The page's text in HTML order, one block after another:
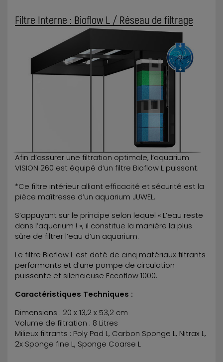
Filtre Interne : Bioflow L / Réseau de filtrage
Afin d’assurer une filtration optimale, l’aquarium
VISION 260 est équipé d’un filtre Bioflow L puissant.
*Ce filtre intérieur alliant efficacité et sécurité est la
pièce maîtresse d’un aquarium JUWEL.
S’appuyant sur le principe selon lequel « L’eau reste
dans l’aquarium ! », il constitue la manière la plus
sûre de filtrer l’eau d’un aquarium.
Le filtre Bioflow L est doté de cinq matériaux filtrants
performants et d’une pompe de circulation
puissante et silencieuse Eccoflow 1000.
Caractéristiques Techniques :
Dimensions : 20 x 13,2 x 53,2 cm
Volume de filtration : 8 Litres
Milieux filtrants : Poly Pad L, Carbon Sponge L, Nitrax L,
2x Sponge fine L, Sponge Coarse L